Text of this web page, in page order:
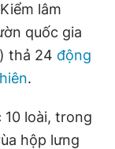
lâm
quốc gia
thả 24 động
.
loài, trong
hộp lưng